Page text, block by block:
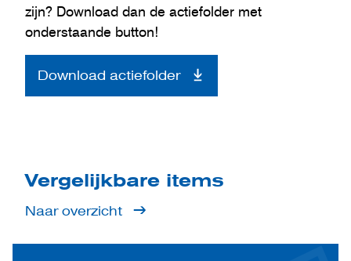
zijn? Download dan de actiefolder met
onderstaande button!
Download actiefolder
Vergelijkbare items
Naar overzicht